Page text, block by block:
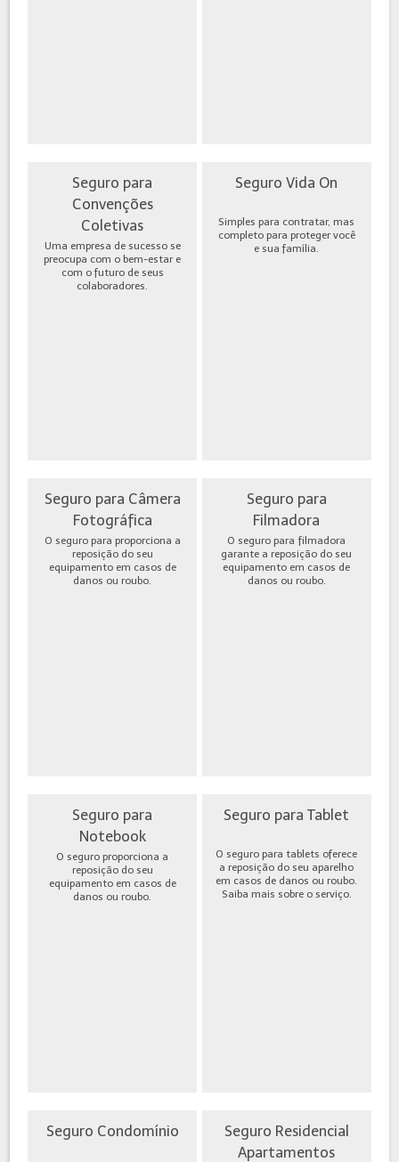
Seguro para
Convenções
Coletivas
Uma empresa de sucesso se
preocupa com o bem-estar e
com o futuro de seus
colaboradores.
Seguro Vida On
Simples para contratar, mas
completo para proteger você
e sua família.
Seguro para Câmera
Fotográfica
O seguro para proporciona a
reposição do seu
equipamento em casos de
danos ou roubo.
Seguro para
Filmadora
O seguro para filmadora
garante a reposição do seu
equipamento em casos de
danos ou roubo.
Seguro para
Notebook
O seguro proporciona a
reposição do seu
equipamento em casos de
danos ou roubo.
Seguro para Tablet
O seguro para tablets oferece
a reposição do seu aparelho
em casos de danos ou roubo.
Saiba mais sobre o serviço.
Seguro Condomínio
Seguro Residencial
Apartamentos